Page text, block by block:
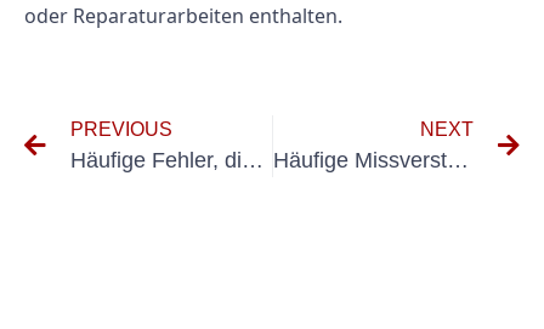
oder Reparaturarbeiten enthalten.
PREVIOUS
Häufige Fehler, die Sie beim Ausfüllen eines Prüfprotokolls Elektrische Anlagen vermeiden sollten
NEXT
Häufige Missverständnisse über DIN VDE 0600 und wie man sie vermeidet